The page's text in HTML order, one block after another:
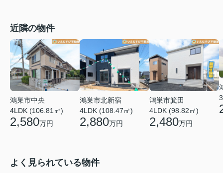
近隣の物件
鴻巣市中央
4LDK (106.81㎡)
2,580万円
鴻巣市北新宿
4LDK (108.47㎡)
2,880万円
鴻巣市箕田
4LDK (98.82㎡)
2,480万円
よく見られている物件